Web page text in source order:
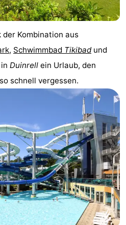
der Kombination aus
, Schwimmbad Tikibadund
Duinrell ein Urlaub, den
schnell vergessen.